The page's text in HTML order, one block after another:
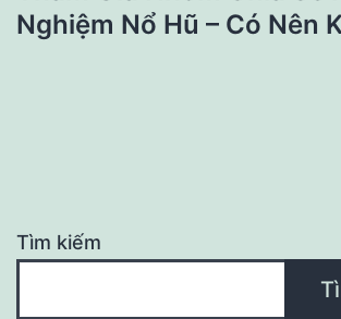
Nghiệm Nổ Hũ – Có Nên
Tìm kiếm